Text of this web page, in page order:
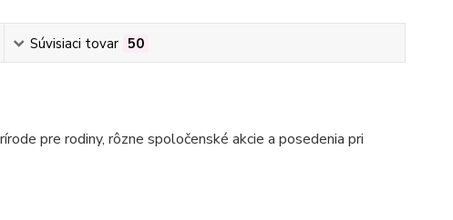
Súvisiaci tovar 50
pre rodiny, rôzne spoločenské akcie a posedenia pri